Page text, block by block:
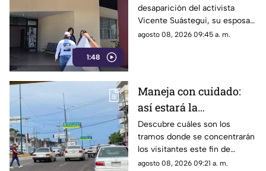
1:48
acude al Semefo en
Chilpancingo
desaparición del activista
Vicente Suástegui, su esposa
acudió al Semefo de
agosto 08, 2026 09:45 a. m.
Maneja con cuidado:
así estará la
circulación hoy en
Acapulco
Descubre cuáles son los
tramos donde se concentrarán
los visitantes este fin de
semana y las rutas que
agosto 08, 2026 09:21 a. m.